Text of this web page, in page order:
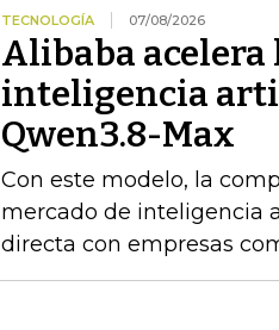
TECNOLOGÍA 07/08/2026
Alibaba acelera
inteligencia
Qwen3.8-Max
Con este modelo, la
mercado de inteligencia
directa con empresas